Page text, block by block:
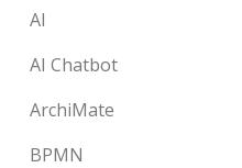
AI
AI Chatbot
ArchiMate
BPMN